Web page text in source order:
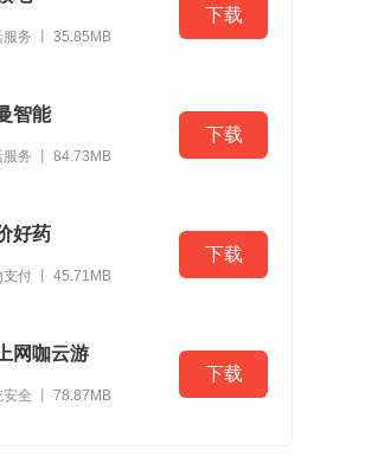
服务 丨 35.85MB
下载
智能
服务 丨 84.73MB
下载
好药
支付 丨 45.71MB
下载
网咖云游
安全 丨 78.87MB
下载